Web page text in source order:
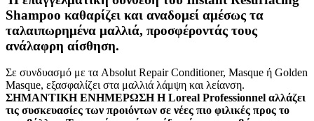
Shampoo καθαρίζει και αναδομεί αμέσως τα
ταλαιπωρημένα μαλλιά, προσφέροντάς τους
ανάλαφρη αίσθηση.
Σε συνδυασμό με τα Absolut Repair Conditioner, Masque ή Golden
Masque, εξασφαλίζει στα μαλλιά λάμψη και λείανση.
ΣΗΜΑΝΤΙΚΗ ΕΝΗΜΕΡΩΣΗ Η Loreal Professionnel αλλάζει
τις συσκευασίες των προιόντων σε νέες πιο φιλικές προς το